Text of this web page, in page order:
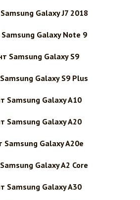
Galaxy J7 2018
Galaxy Note 9
Samsung Galaxy S9
Galaxy S9 Plus
Samsung Galaxy A10
Samsung Galaxy A20
Samsung Galaxy A20e
Galaxy A2 Core
Samsung Galaxy A30